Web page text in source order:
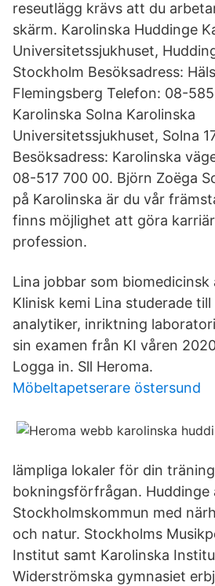
reseutlägg krävs att du
skärm. Karolinska Huddinge
Universitetssjukhuset,
Stockholm Besöksadress:
Flemingsberg Telefon: 08-
Karolinska Solna Karolinska
Universitetssjukhuset, Solna
Besöksadress: Karolinska
08-517 700 00. Björn Zoëga
på Karolinska är du vår
finns möjlighet att göra
profession.
Lina jobbar som biomedicinsk
Klinisk kemi Lina studerade
analytiker, inriktning
sin examen från KI våren
Logga in. Sll Heroma.
Möbeltapetserare östersund
lämpliga lokaler för din
bokningsförfrågan. Huddinge
Stockholmskommun med
och natur. Stockholms
Institut samt Karolinska
Widerströmska gymnasiet